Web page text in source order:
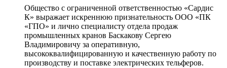
Общество с ограниченной ответственностью «Сардис
К» выражает искреннюю признательность ООО «ПК
«ГПО» и лично специалисту отдела продаж
промышленных кранов Баскакову Сергею
Владимировичу за оперативную,
высококвалифицированную и качественную работу по
производству и поставке электрических тельферов.